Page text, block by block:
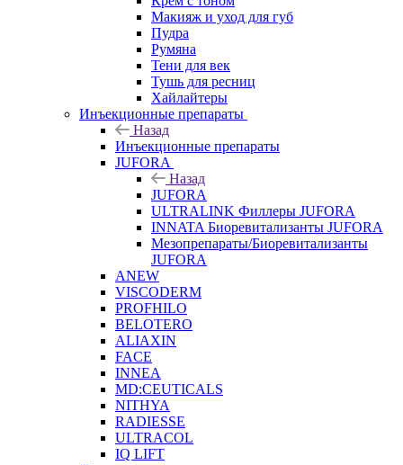
Макияж и уход для губ
Пудра
Румяна
Тени для век
Тушь для ресниц
Хайлайтеры
Инъекционные препараты
Назад
Инъекционные препараты
JUFORA
Назад
JUFORA
ULTRALINK Филлеры JUFORA
INNATA Биоревитализанты JUFORA
Мезопрепараты/Биоревитализанты
JUFORA
ANEW
VISCODERM
PROFHILO
BELOTERO
ALIAXIN
FACE
INNEA
MD:CEUTICALS
NITHYA
RADIESSE
ULTRACOL
IQ LIFT